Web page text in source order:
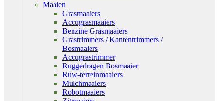
Maaien
Grasmaaiers
Accugrasmaaiers
Benzine Grasmaaiers
Grastrimmers / Kantentrimmers /
Bosmaaiers
Accugrastrimmer
Ruggedragen Bosmaaier
Ruw-terreinmaaiers
Mulchmaaiers
Robotmaaiers